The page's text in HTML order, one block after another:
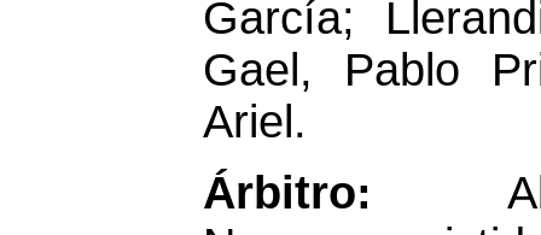
García;
Gael, Pablo
Ariel.
Árbitro: